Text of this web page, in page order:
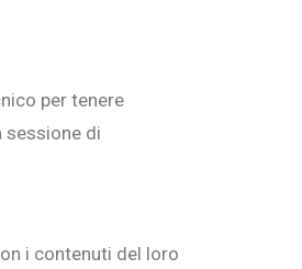
per tenere
sessione di
i contenuti del loro